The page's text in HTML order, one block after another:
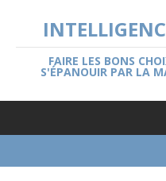
FAIRE LES BONS
S'ÉPANOUIR PAR LA